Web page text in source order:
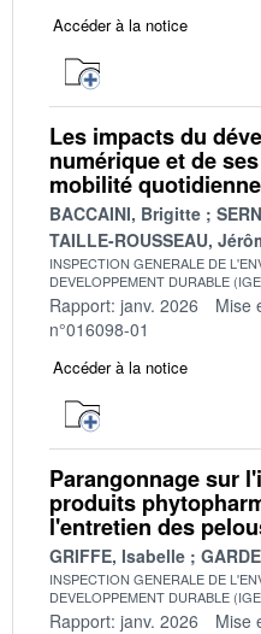
Accéder à la notice
Les impacts du
numérique et de
mobilité quotidienne
BACCAINI, Brigitte
TAILLE-ROUSSEAU,
INSPECTION GENERALE DE
DEVELOPPEMENT DURABLE
Rapport: janv. 2026 Mise
n°016098-01
Accéder à la notice
Parangonnage sur
produits
l'entretien des
GRIFFE, Isabelle
INSPECTION GENERALE DE
DEVELOPPEMENT DURABLE
Rapport: janv. 2026 Mise